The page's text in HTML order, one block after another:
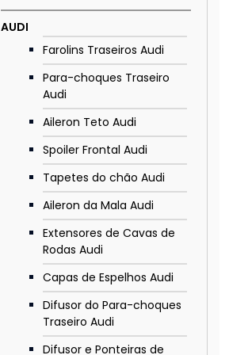
AUDI
Farolins Traseiros Audi
Para-choques Traseiro
Audi
Aileron Teto Audi
Spoiler Frontal Audi
Tapetes do chão Audi
Aileron da Mala Audi
Extensores de Cavas de
Rodas Audi
Capas de Espelhos Audi
Difusor do Para-choques
Traseiro Audi
Difusor e Ponteiras de